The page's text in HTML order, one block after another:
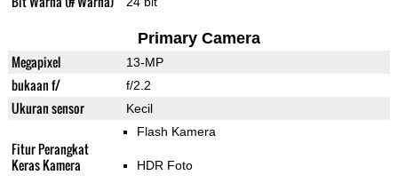
Primary Camera
Megapixel 13-MP
bukaan f/ f/2.2
Ukuran sensor Kecil
Fitur Perangkat
Keras Kamera
Flash Kamera
HDR Foto